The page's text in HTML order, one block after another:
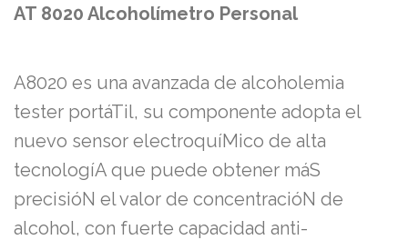
AT 8020 Alcoholímetro Personal
A8020 es una avanzada de alcoholemia
tester portáTil, su componente adopta el
nuevo sensor electroquíMico de alta
tecnologíA que puede obtener máS
precisióN el valor de concentracióN de
alcohol, con fuerte capacidad anti-